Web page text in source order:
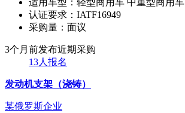
认证要求： IATF16949
采购量： 面议
3个月前发布近期采购
13人报名
发动机支架（浇铸）
某俄罗斯企业